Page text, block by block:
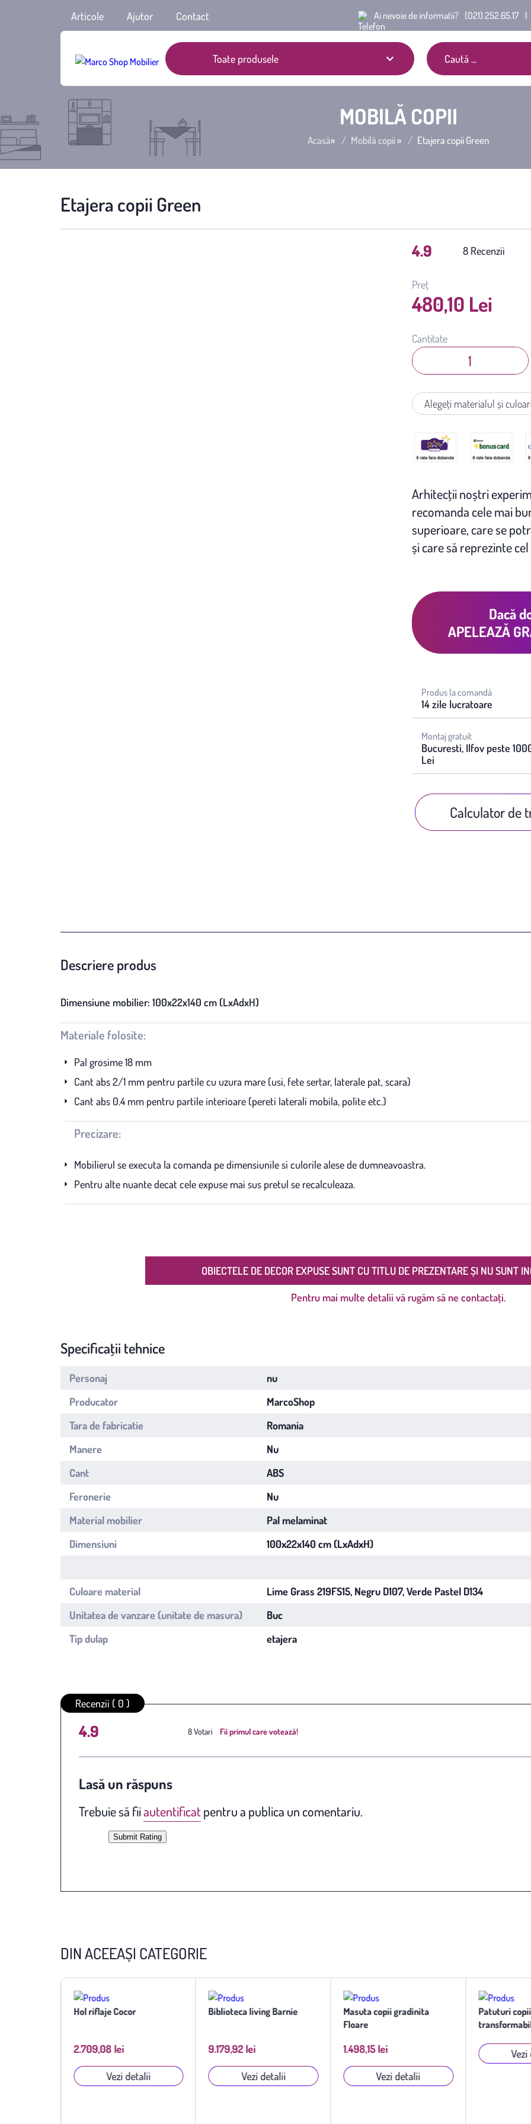
Ai nevoie de informatii? (021) 252.65.17 |
Toate produsele
Articole Ajutor Contact
MOBILĂ COPII
Acasă» Mobilă copii» Etajera copii Green
Etajera copii Green
4.9 8
Preț
480,10 Lei
Cantitate
Arhitecţii noștri
recomanda cele mai
superioare, care se
și care să reprezinte
Dacă
APELEAZĂ
Produs la comandă
14 zile lucratoare
Montaj gratuit
Bucuresti, Ilfov peste
Lei
Calculator de
Descriere produs
Dimensiune mobilier: 100x22x140 cm (LxAdxH)
Materiale folosite:
Pal grosime 18 mm
Cant abs 2/1 mm pentru partile cu uzura mare (usi, fete sertar, laterale pat, scara)
Cant abs 0.4 mm pentru partile interioare (pereti laterali mobila, polite etc.)
Precizare:
Mobilierul se executa la comanda pe dimensiunile si culorile alese de dumneavoastra.
Pentru alte nuante decat cele expuse mai sus pretul se recalculeaza.
OBIECTELE DE DECOR EXPUSE SUNT CU TITLU DE PREZENTARE ȘI NU SUNT
Pentru mai multe detalii vă rugăm să ne contactați.
Specificații tehnice
Personaj
nu
Producator
MarcoShop
Tara de fabricatie
Romania
Manere
Nu
Cant
ABS
Feronerie
Nu
Material mobilier
Pal melaminat
Dimensiuni
100x22x140 cm (LxAdxH)
Culoare material
Lime Grass 219FS15, Negru D107, Verde Pastel D134
Unitatea de vanzare (unitate de masura)
Buc
Tip dulap
etajera
Submit Rating
Average rating
4.9
/ 5. Vote
8 Fii primul care votează!
Recenzii ( 0 )
Lasă un răspuns
Trebuie să fiiautentificatpentru a publica un comentariu.
DIN ACEEAȘI CATEGORIE
Hol riflaje Cocor
2.709,08 lei
Vezi detalii
Biblioteca living Barnie
9.179,92 lei
Vezi detalii
Masuta copii gradinita
Floare
1.498,15 lei
Vezi detalii
Patuturi